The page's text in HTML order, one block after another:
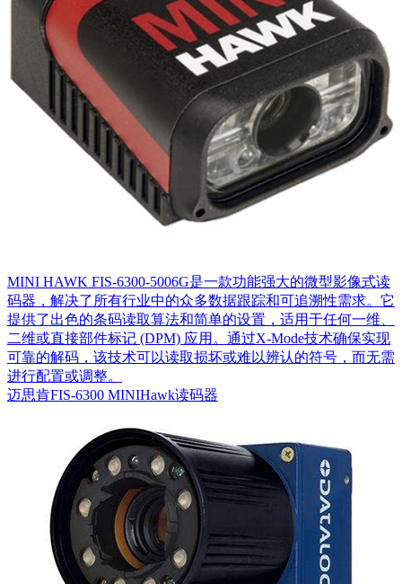
MINI HAWK FIS-6300-5006G是一款功能强大的微型影像式读
码器，解决了所有行业中的众多数据跟踪和可追溯性需求。它
提供了出色的条码读取算法和简单的设置，适用于任何一维、
二维或直接部件标记 (DPM) 应用。通过X-Mode技术确保实现
可靠的解码，该技术可以读取损坏或难以辨认的符号，而无需
进行配置或调整。
迈思肯FIS-6300 MINIHawk读码器